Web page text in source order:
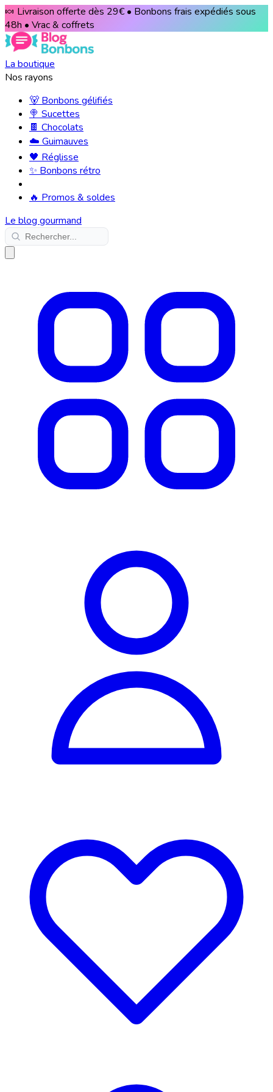
🍬 Livraison offerte dès 29€ • Bonbons frais expédiés sous
48h • Vrac & coffrets
La boutique
Nos rayons
🐻 Bonbons gélifiés
🍭 Sucettes
🍫 Chocolats
☁️ Guimauves
🖤 Réglisse
✨ Bonbons rétro
🔥 Promos & soldes
Le blog gourmand